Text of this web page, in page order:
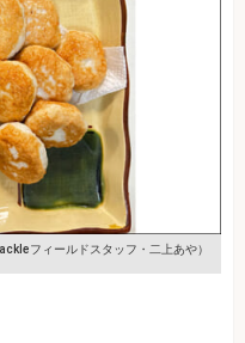
フィールドスタッフ・二上あや）